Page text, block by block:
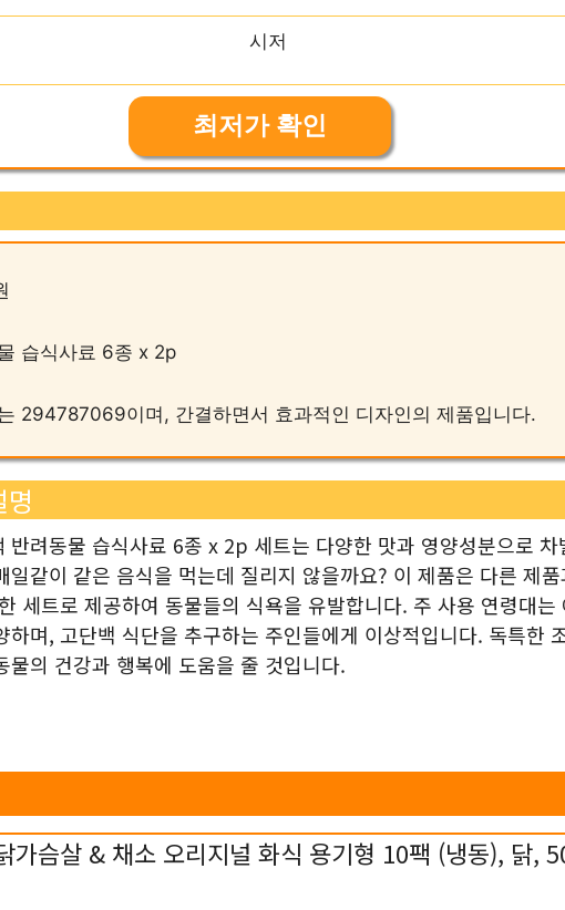
최저가 확인
습식사료 6종 x 2p
294787069이며, 간결하면서 효과적인 디자인의 제품입니다.
반려동물 습식사료 6종 x 2p 세트는 다양한 맛과 영양성분으로 차
일같이 같은 음식을 먹는데 질리지 않을까요? 이 제품은 다른 제
세트로 제공하여 동물들의 식욕을 유발합니다. 주 사용 연령대는
하며, 고단백 식단을 추구하는 주인들에게 이상적입니다. 독특한
물의 건강과 행복에 도움을 줄 것입니다.
가슴살 & 채소 오리지널 화식 용기형 10팩 (냉동), 닭,